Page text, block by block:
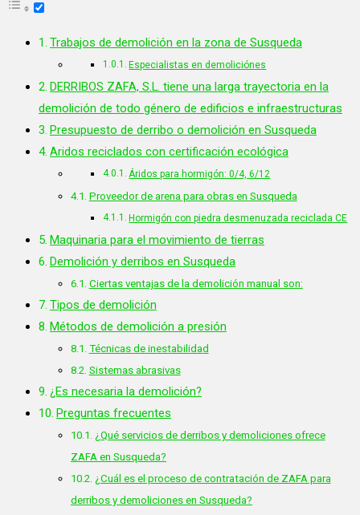
Trabajos de demolición en la zona de Susqueda
Especialistas en demoliciónes
DERRIBOS ZAFA, S.L. tiene una larga trayectoria en la
demolición de todo género de edificios e infraestructuras
Presupuesto de derribo o demolición en Susqueda
Aridos reciclados con certificación ecológica
Áridos para hormigón: 0/4, 6/12
Proveedor de arena para obras en Susqueda
Hormigón con piedra desmenuzada reciclada CE
Maquinaria para el movimiento de tierras
Demolición y derribos en Susqueda
Ciertas ventajas de la demolición manual son:
Tipos de demolición
Métodos de demolición a presión
Técnicas de inestabilidad
Sistemas abrasivas
¿Es necesaria la demolición?
Preguntas frecuentes
¿Qué servicios de derribos y demoliciones ofrece
ZAFA en Susqueda?
¿Cuál es el proceso de contratación de ZAFA para
derribos y demoliciones en Susqueda?